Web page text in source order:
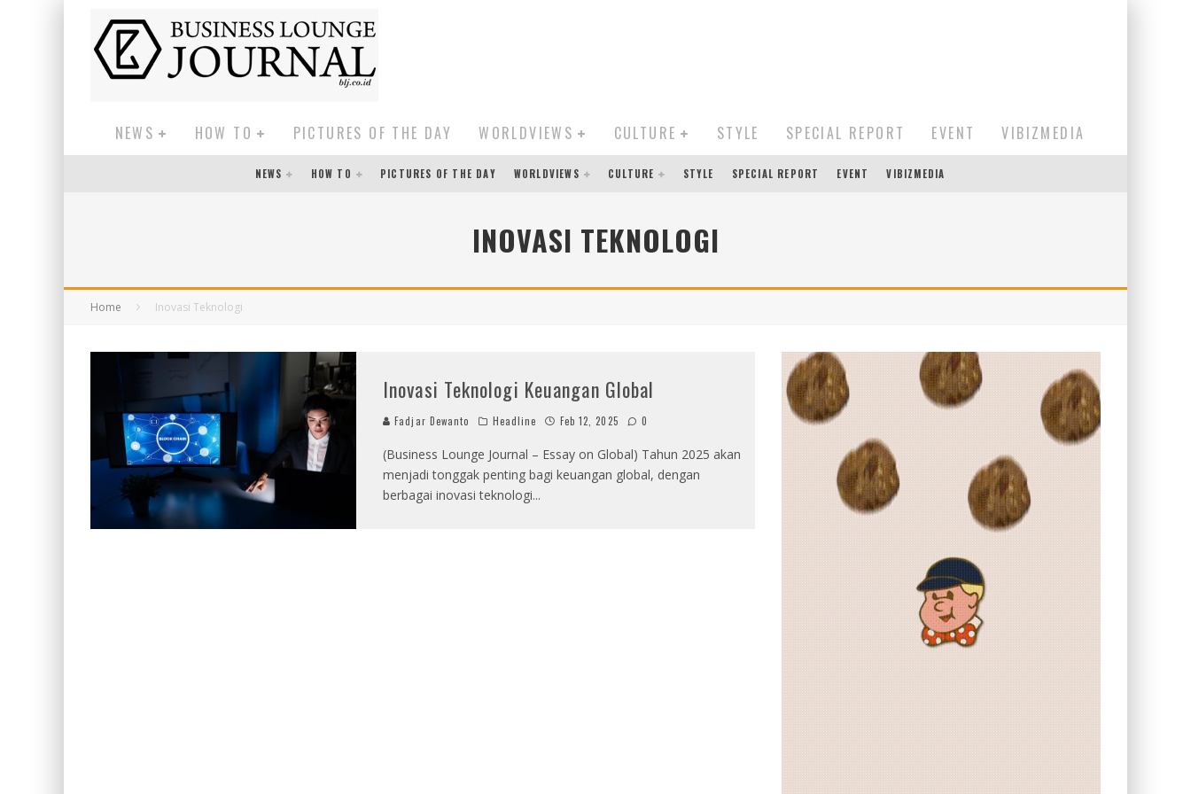
NEWS HOW TO PICTURES OF THE DAY WORLDVIEWS CULTURE STYLE SPECIAL REPORT EVENT VIBIZMEDIA
NEWS HOW TO PICTURES OF THE DAY WORLDVIEWS CULTURE STYLE SPECIAL REPORT EVENT VIBIZMEDIA
INOVASI TEKNOLOGI
Home Inovasi Teknologi
Inovasi Teknologi Keuangan Global
Fadjar Dewanto Headline Feb 12, 2025 0
(Business Lounge Journal – Essay on Global) Tahun 2025 akan
menjadi tonggak penting bagi keuangan global, dengan
berbagai inovasi teknologi...